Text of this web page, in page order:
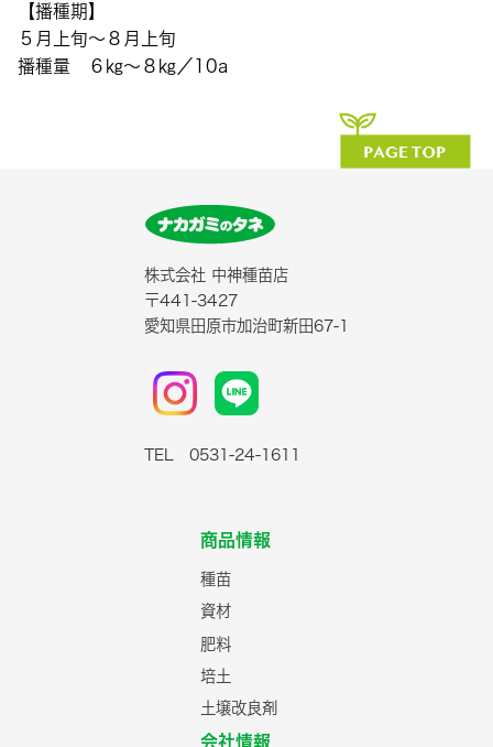
【播種期】
５月上旬〜８月上旬
播種量 ６㎏〜８㎏／10a
株式会社 中神種苗店
〒441-3427
愛知県田原市加治町新田67-1
TEL 0531-24-1611
商品情報
種苗
資材
肥料
培土
土壌改良剤
会社情報